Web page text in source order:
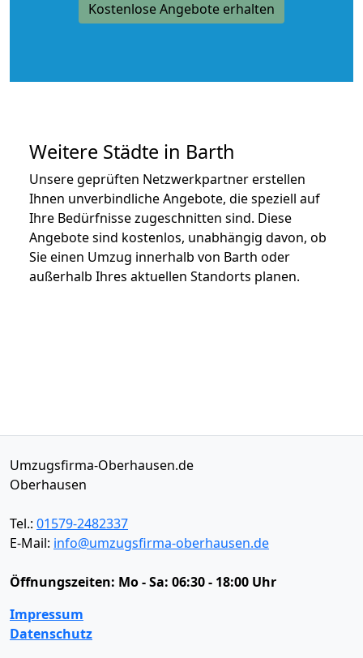
Kostenlose Angebote erhalten
Weitere Städte in Barth
Unsere geprüften Netzwerkpartner erstellen
Ihnen unverbindliche Angebote, die speziell auf
Ihre Bedürfnisse zugeschnitten sind. Diese
Angebote sind kostenlos, unabhängig davon, ob
Sie einen Umzug innerhalb von Barth oder
außerhalb Ihres aktuellen Standorts planen.
Umzugsfirma-Oberhausen.de
Oberhausen
Tel.: 01579-2482337
E-Mail: info@umzugsfirma-oberhausen.de
Öffnungszeiten: Mo - Sa: 06:30 - 18:00 Uhr
Impressum
Datenschutz